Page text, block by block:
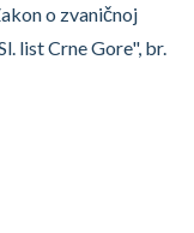
o zvaničnoj
list Crne Gore", br.